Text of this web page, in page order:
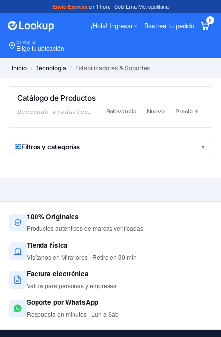
Envío Expressen 1 hora · Solo Lima Metropolitana
¡Hola! Ingresar Rastrea tu pedido
0
Enviar a
Elige tu ubicación
Inicio / Tecnologia / Estabilizadores & Soportes
Catálogo de Productos
Buscando productos… Relevancia Nuevo Precio ↑
Filtros y categorías ▼
100% Originales
Productos auténticos de marcas verificadas
Tienda física
Visítanos en Miraflores · Retiro en 30 min
Factura electrónica
Válida para personas y empresas
Soporte por WhatsApp
Respuesta en minutos · Lun a Sáb